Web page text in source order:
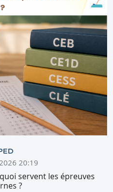
20:19
quoi servent les épreuves
?